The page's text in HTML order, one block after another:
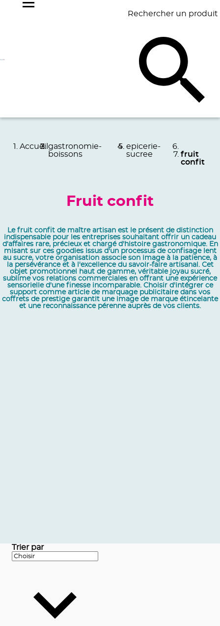
Rechercher un produit
BAGAGERIE BUREAU
Accueil gastronomie-
boissons
epicerie-
sucree
fruit
confit
Fruit confit
Le fruit confit de maître artisan est le présent de distinction
indispensable pour les entreprises souhaitant offrir un cadeau
d'affaires rare, précieux et chargé d'histoire gastronomique. En
misant sur ces goodies issus d'un processus de confisage lent
au sucre, votre organisation associe son image à la patience, à
la persévérance et à l'excellence du savoir-faire artisanal. Cet
objet promotionnel haut de gamme, véritable joyau sucré,
sublime vos relations commerciales en offrant une expérience
sensorielle d'une finesse incomparable. Choisir d'intégrer ce
support comme article de marquage publicitaire dans vos
coffrets de prestige garantit une image de marque étincelante
et une reconnaissance pérenne auprès de vos clients.
Trier par